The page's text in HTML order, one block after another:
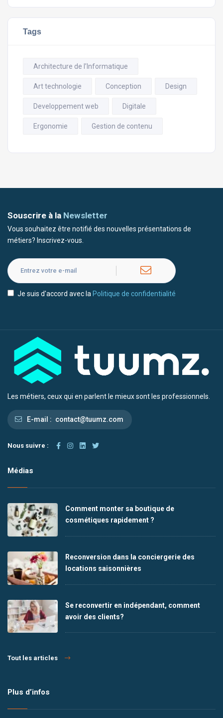
Tags
Architecture de l’Informatique
Art technologie Conception Design
Developpement web Digitale
Ergonomie Gestion de contenu
Souscrire à la Newsletter
Vous souhaitez être notifié des nouvelles présentations de
métiers? Inscrivez-vous.
Je suis d'accord avec la Politique de confidentialité
Les métiers, ceux qui en parlent le mieux sont les professionnels.
E-mail : contact@tuumz.com
Nous suivre :
Médias
Comment monter sa boutique de
cosmétiques rapidement ?
Reconversion dans la conciergerie des
locations saisonnières
Se reconvertir en indépendant, comment
avoir des clients?
Tout les articles
Plus d’infos